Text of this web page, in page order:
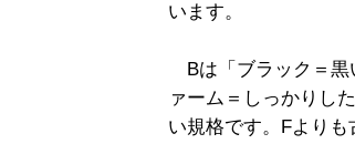
います。
Bは「ブラック＝黒
ァーム＝しっかりし
い規格です。Fより